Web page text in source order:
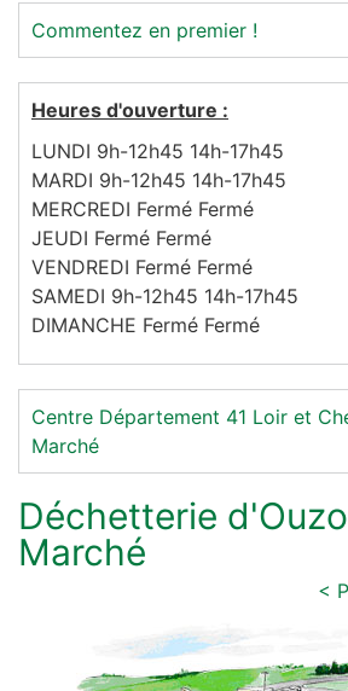
Commentez en premier !
Heures d'ouverture :
LUNDI 9h-12h45 14h-17h45
MARDI 9h-12h45 14h-17h45
MERCREDI Fermé Fermé
JEUDI Fermé Fermé
VENDREDI Fermé Fermé
SAMEDI 9h-12h45 14h-17h45
DIMANCHE Fermé Fermé
Centre Département 41 Loir et
Marché
Déchetterie
Marché
<